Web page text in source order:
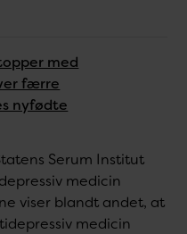
med
færre
nyfødte
Serum Institut
medicin
viser blandt andet, at
medicin